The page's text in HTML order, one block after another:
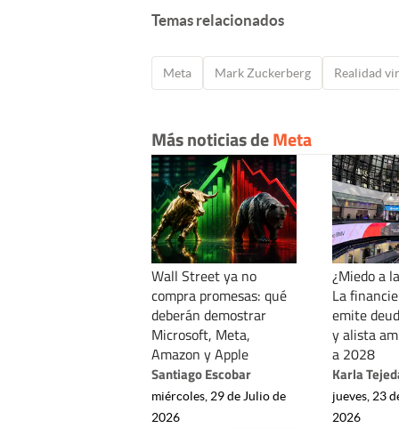
Temas relacionados
Meta Mark Zuckerberg Realidad
Más noticias deMeta
Wall Street ya no
compra promesas: qué
deberán demostrar
Microsoft, Meta,
Amazon y Apple
Santiago Escobar
miércoles, 29 de Julio de
2026
¿Miedo a
La
emite
y alista
a 2028
Karla
jueves, 23
2026